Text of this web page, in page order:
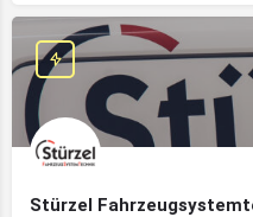
Stürzel